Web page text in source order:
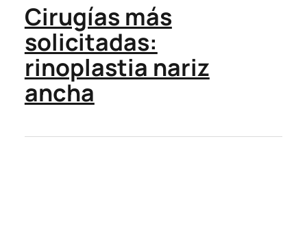
Cirugías más
solicitadas:
rinoplastia nariz
ancha